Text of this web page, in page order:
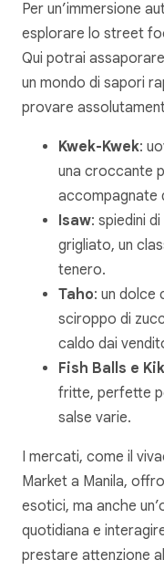
Per un’immersione
esplorare lo street
Qui potrai
un mondo di sapori
provare
Kwek-Kwek:
una croccante
accompagnate
Isaw: spiedini
grigliato, un
tenero.
Taho: un dolce
sciroppo di
caldo dai
Fish Balls e
fritte, perfette
salse varie.
I mercati, come il
Market a Manila,
esotici, ma anche
quotidiana e
prestare attenzione